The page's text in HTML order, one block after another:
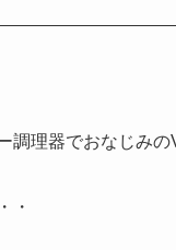
調理器でおなじみ
・